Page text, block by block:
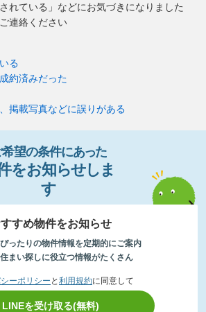
れている」などにお気づきになりました
連絡ください
る
約済みだった
掲載写真などに誤りがある
希望の条件にあった
をお知らせし ま
す
すめ物件をお知らせ
ぴったりの物件情報を定期的にご案内
住まい探しに役立つ情報がたくさん
ーポリシー と 利用規約に同意して
LINEを受け取る(無料)